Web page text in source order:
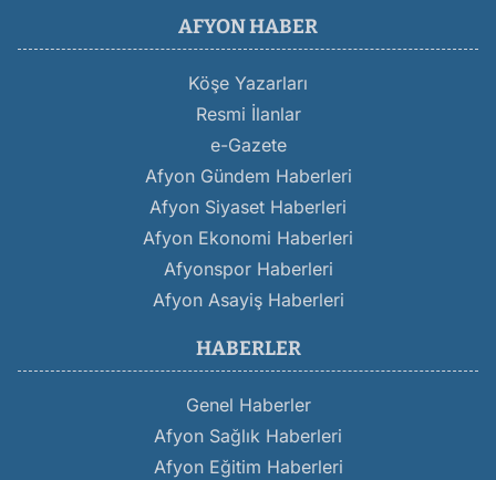
AFYON HABER
Köşe Yazarları
Resmi İlanlar
e-Gazete
Afyon Gündem Haberleri
Afyon Siyaset Haberleri
Afyon Ekonomi Haberleri
Afyonspor Haberleri
Afyon Asayiş Haberleri
HABERLER
Genel Haberler
Afyon Sağlık Haberleri
Afyon Eğitim Haberleri